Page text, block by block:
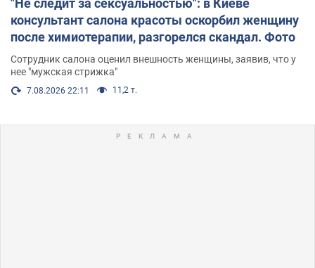
"Не следит за сексуальностью": в Киеве
консультант салона красоты оскорбил женщину
после химиотерапии, разгорелся скандал. Фото
Сотрудник салона оценил внешность женщины, заявив, что у
нее "мужская стрижка"
7.08.2026 22:11 11,2 т.